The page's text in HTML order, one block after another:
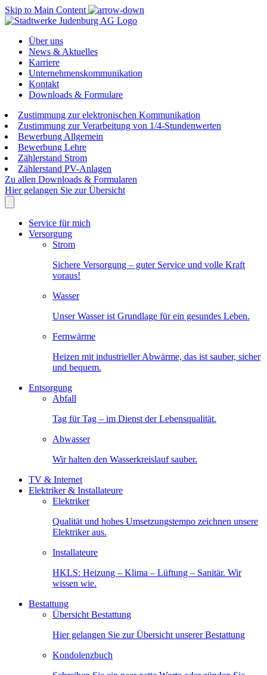
Skip to Main Content
Über uns
News & Aktuelles
Karriere
Unternehmenskommunikation
Kontakt
Downloads & Formulare
Zustimmung zur elektronischen Kommunikation
Zustimmung zur Verarbeitung von 1/4-Stundenwerten
Bewerbung Allgemein
Bewerbung Lehre
Zählerstand Strom
Zählerstand PV-Anlagen
Zu allen Downloads & Formularen
Hier gelangen Sie zur Übersicht
Service für mich
Versorgung
Strom
Sichere Versorgung – guter Service und volle Kraft
voraus!
Wasser
Unser Wasser ist Grundlage für ein gesundes Leben.
Fernwärme
Heizen mit industrieller Abwärme, das ist sauber, sicher
und bequem.
Entsorgung
Abfall
Tag für Tag – im Dienst der Lebensqualität.
Abwasser
Wir halten den Wasserkreislauf sauber.
TV & Internet
Elektriker & Installateure
Elektriker
Qualität und hohes Umsetzungstempo zeichnen unsere
Elektriker aus.
Installateure
HKLS: Heizung – Klima – Lüftung – Sanitär. Wir
wissen wie.
Bestattung
Übersicht Bestattung
Hier gelangen Sie zur Übersicht unserer Bestattung
Kondolenzbuch